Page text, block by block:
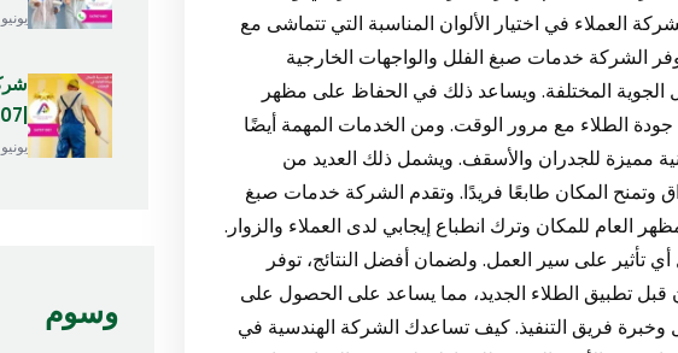
العملاء في اختيار الألوان المناسبة التي تتماشى مع
الشركة خدمات صبغ الفلل والواجهات الخارجية
الجوية المختلفة. ويساعد ذلك في الحفاظ على مظهر
جودة الطلاء مع مرور الوقت. ومن الخدمات المهمة أيضًا
مميزة للجدران والأسقف. ويشمل ذلك العديد من
وتمنح المكان طابعًا فريدًا. وتقدم الشركة خدمات صبغ
العام للمكان وترك انطباع إيجابي لدى العملاء والزوار.
تأثير على سير العمل. ولضمان أفضل النتائج، توفر
قبل تطبيق الطلاء الجديد، مما يساعد على الحصول على
فريق التنفيذ. كيف تساعدك الشركة الهندسية في
يونيو 1, 2026
يونيو 1, 2026
وسوم